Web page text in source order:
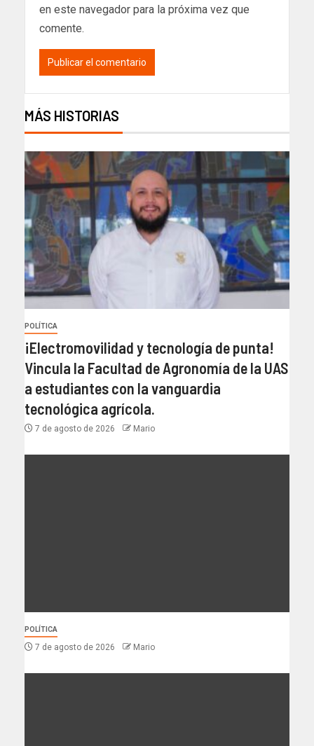
en este navegador para la próxima vez que
comente.
MÁS HISTORIAS
POLÍTICA
¡Electromovilidad y tecnología de punta!
Vincula la Facultad de Agronomía de la UAS
a estudiantes con la vanguardia
tecnológica agrícola.
7 de agosto de 2026 Mario
POLÍTICA
7 de agosto de 2026 Mario